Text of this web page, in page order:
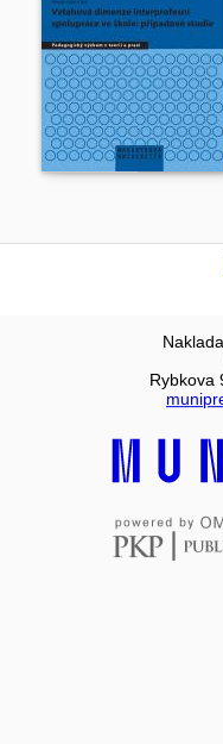
Rybkova